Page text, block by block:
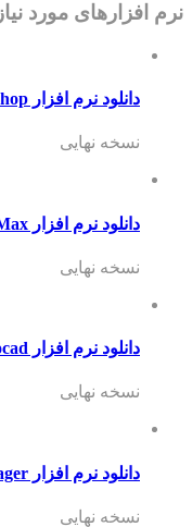
نرم افزارهای مورد نیاز
دانلود نرم افزار photoshop
نسخه نهایی
دانلود نرم افزار 3D Max
نسخه نهایی
دانلود نرم افزار autocad
نسخه نهایی
دانلود نرم افزار Download manager
نسخه نهایی